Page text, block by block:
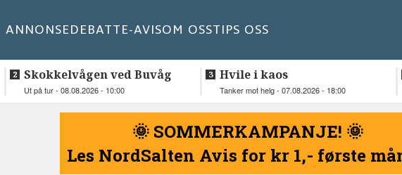
ANNONSEDEBATTE-AVISOM OSSTIPS OSS
Skokkelvågen ved Buvåg
Ut på tur - 08.08.2026 - 10:00
Hvile i kaos
Tanker mot helg - 07.08.2026 - 18:00
🌞 SOMMERKAMPANJE! 🌞
Les NordSalten Avis for kr 1,- første